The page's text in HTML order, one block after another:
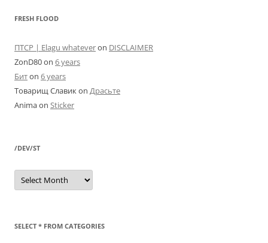
FRESH FLOOD
ПТСР | Elagu whateveron DISCLAIMER
ZonD80on 6 years
Битon 6 years
Товарищ Славикon Драсьте
Animaon Sticker
/DEV/ST
/dev/st
SELECT * FROM CATEGORIES